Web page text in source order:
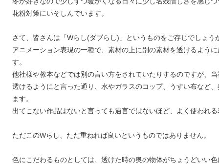
花粉対策にいそしんでいます。
さて、皆さんは「Wらし(ダブらし)」というものをご存じでしょう
アニメーション表現の一種で、素材の上に別の素材を透けるよう
す。
他社様や教本などでは別の言い方をされていたりするのですが、
透けるようにと言った通り、水やガラスのコップ、うすい布など
ます。
出てこない作品はないと言っても過言ではないほど、よく使われ
ただこのWらし、ただ重ねれば良いというものではありません。
色にこだわるものとしては、透けた時の奥の物体がちょうどいい